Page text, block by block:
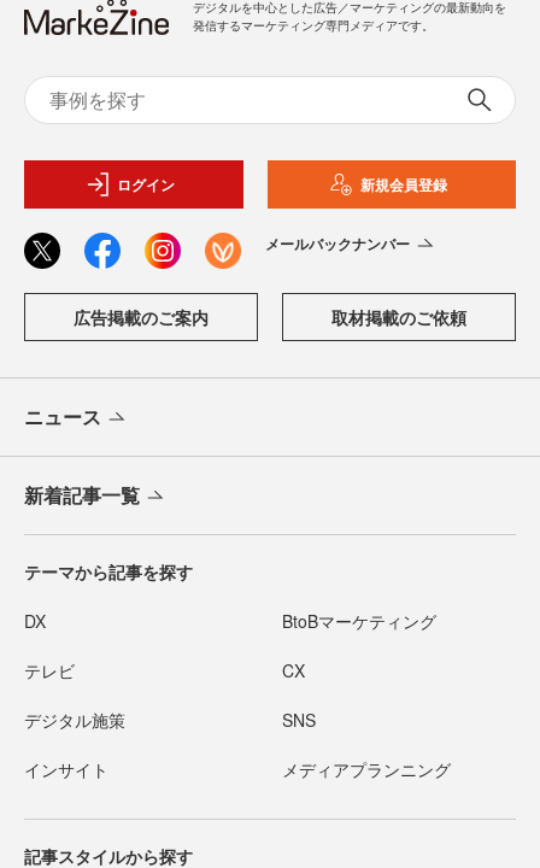
デジタルを中心とした広告／マーケティングの最新動向を
発信するマーケティング専門メディアです。
ログイン 新規会員登録
メールバックナンバー
広告掲載のご案内 取材掲載のご依頼
ニュース
新着記事一覧
テーマから記事を探す
DX BtoBマーケティング
テレビ CX
デジタル施策 SNS
インサイト メディアプランニング
記事スタイルから探す